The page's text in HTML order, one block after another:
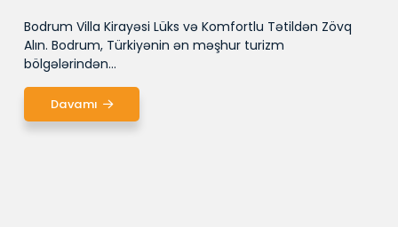
Bodrum Villa Kirayəsi Lüks və Komfortlu Tətildən Zövq
Alın. Bodrum, Türkiyənin ən məşhur turizm
bölgələrindən...
Davamı